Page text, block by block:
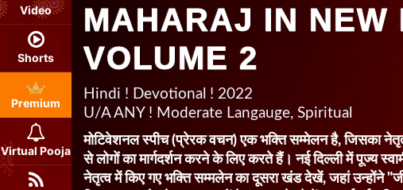
Video
Shorts
Premium
Virtual Pooja
MAHARAJ IN NEW
VOLUME 2
Hindi ! Devotional ! 2022
U/A ANY ! Moderate Langauge, Spiritual
मोटिवेशनल स्पीच (प्रेरक वचन) एक भक्ति सम्मेलन है, जिसका
से लोगों का मार्गदर्शन करने के लिए करते हैं। नई दिल्ली में पूज्य
नेतृत्व में किए गए भक्ति सम्मलेन का दूसरा खंड देखें, जहां उन्होंने